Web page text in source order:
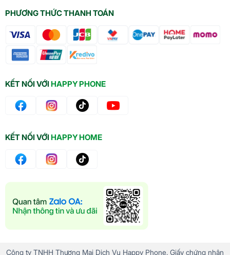
PHƯƠNG THỨC THANH TOÁN
KẾT NỐI VỚIHAPPY PHONE
KẾT NỐI VỚIHAPPY HOME
Công ty TNHH Thương Mại Dịch Vụ Happy Phone. Giấy chứng nhận